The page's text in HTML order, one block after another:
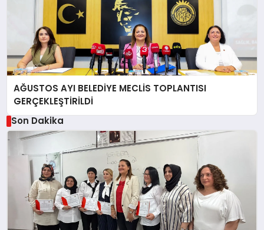
AĞUSTOS AYI BELEDİYE MECLİS TOPLANTISI
GERÇEKLEŞTİRİLDİ
Son Dakika